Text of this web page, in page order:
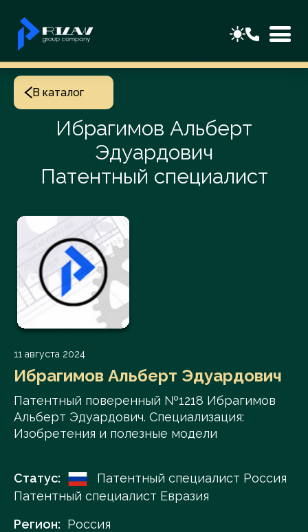
В каталог
Ибрагимов Альберт
Эдуардович
Патентный специалист
11 августа 2024
Ибрагимов Альберт Эдуардович
Патентный поверенный №1218 Ибрагимов
Альберт Эдуардович. Специализация:
Изобретения и полезные модели
Статус:
Патентный специалист Россия
Патентный специалист Евразия
Регион: Россия